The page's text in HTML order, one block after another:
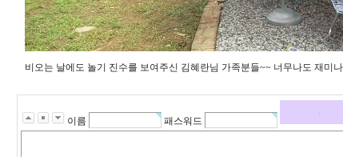
비오는 날에도 놀기 진수를 보여주신 김혜란님 가족분들~~ 너무나도 재미
이름 패스워드